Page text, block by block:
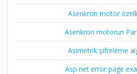
Asenkron motor
Asenkron motorun
Asimetrik şifreleme
Asp net error page